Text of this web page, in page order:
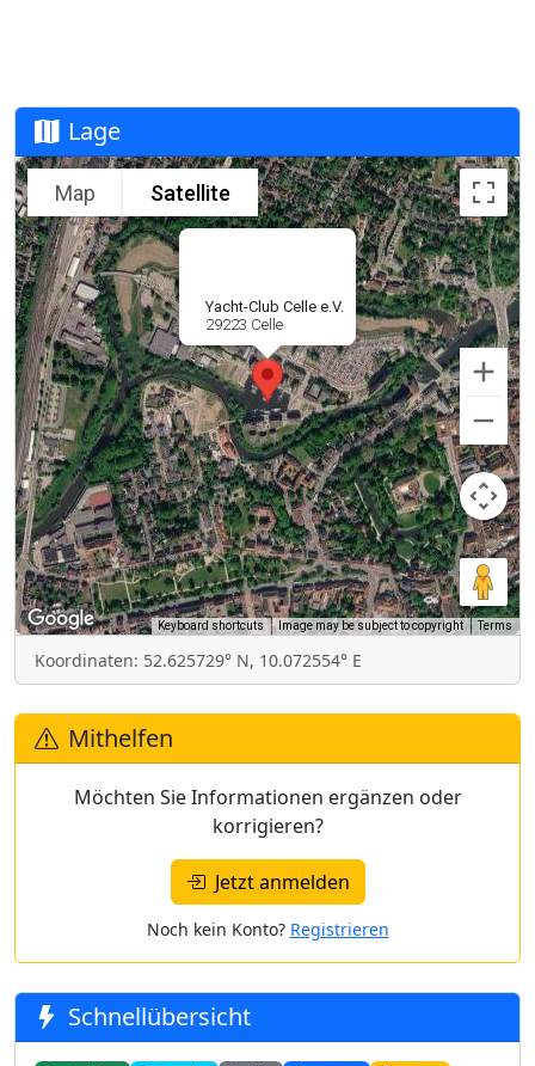
Lage
Yacht-Club Celle e.V.
29223 Celle
Map Satellite
Keyboard shortcuts Image may be subject to copyright Terms
Koordinaten: 52.625729° N, 10.072554° E
Mithelfen
Möchten Sie Informationen ergänzen oder
korrigieren?
Jetzt anmelden
Noch kein Konto? Registrieren
Schnellübersicht